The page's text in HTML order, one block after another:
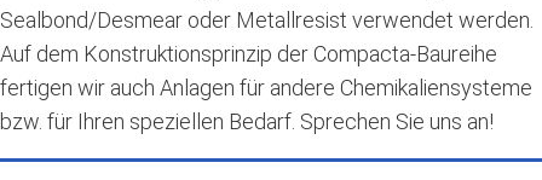
Sealbond/Desmear oder Metallresist verwendet werden.
Auf dem Konstruktionsprinzip der Compacta-Baureihe
fertigen wir auch Anlagen für andere Chemikaliensysteme
bzw. für Ihren speziellen Bedarf. Sprechen Sie uns an!